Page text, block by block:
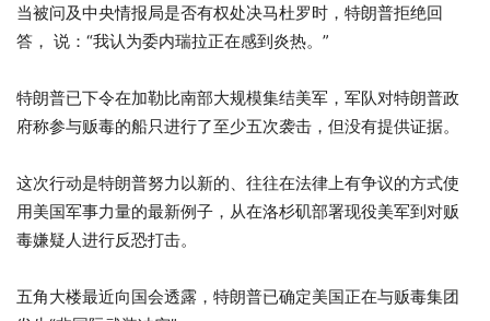
当被问及中央情报局是否有权处决马杜罗时，特朗普拒绝回
答， 说：“我认为委内瑞拉正在感到炎热。”
特朗普已下令在加勒比南部大规模集结美军，军队对特朗普政
府称参与贩毒的船只进行了至少五次袭击，但没有提供证据。
这次行动是特朗普努力以新的、往往在法律上有争议的方式使
用美国军事力量的最新例子，从在洛杉矶部署现役美军到对贩
毒嫌疑人进行反恐打击。
五角大楼最近向国会透露，特朗普已确定美国正在与贩毒集团